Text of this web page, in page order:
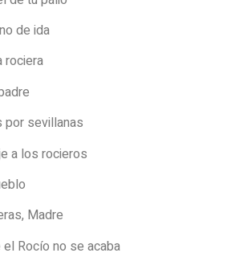
de ida
rociera
por sevillanas
a los rocieros
Madre
Rocío no se acaba